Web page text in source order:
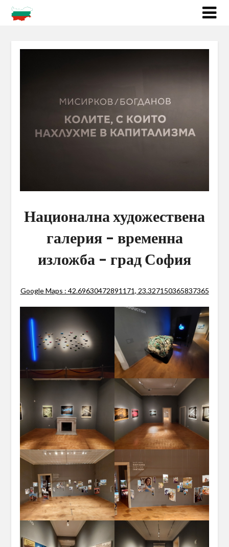
Национална художествена
галерия – временна
изложба – град София
Google Maps : 42.69630472891171, 23.327150365837365